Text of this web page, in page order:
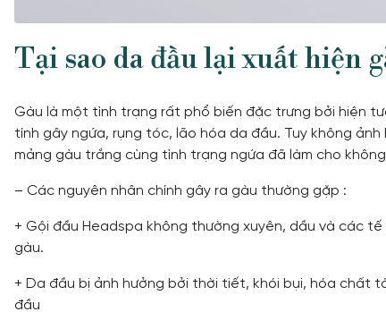
Tại sao da đầu lại xuất hiện
Gàu là một tình trạng rất phổ biến đặc trưng bởi hiện
tính gây ngứa, rụng tóc, lão hóa da đầu. Tuy không
mảng gàu trắng cùng tình trạng ngứa đã làm cho
– Các nguyên nhân chính gây ra gàu thường gặp :
+ Gội đầu Headspa không thường xuyên, dầu và các
gàu.
+ Da đầu bị ảnh hưởng bởi thời tiết, khói bụi, hóa chất
đầu